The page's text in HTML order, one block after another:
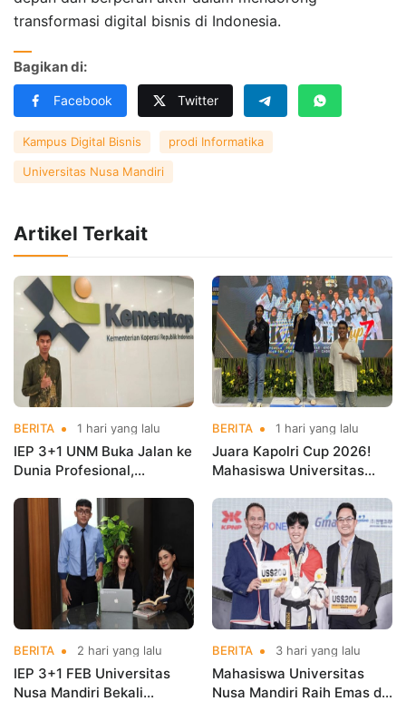
transformasi digital bisnis di Indonesia.
Bagikan di:
Facebook Twitter
Kampus Digital Bisnis prodi Informatika
Universitas Nusa Mandiri
Artikel Terkait
BERITA 1 hari yang lalu
IEP 3+1 UNM Buka Jalan ke
Dunia Profesional,
Kementerian Koperasi
BERITA 1 hari yang lalu
Juara Kapolri Cup 2026!
Mahasiswa Universitas
Nama Kampus di Kejurnas
Taekwondo
BERITA 2 hari yang lalu
IEP 3+1 FEB Universitas
Nusa Mandiri Bekali
BERITA 3 hari yang lalu
Mahasiswa Universitas
Nusa Mandiri Raih Emas di